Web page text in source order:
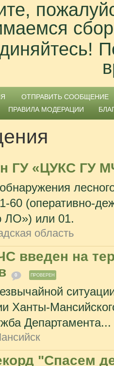
ОТПРАВИТЬ СООБЩЕНИЕ
ПРАВИЛА МОДЕРАЦИИ
ГУ «ЦУКС ГУ
60 (оперативно-
ЛО») или 01.
область
введен на
0 ПРОВЕРЕН
Ханты-
Департамента...
"Спасем